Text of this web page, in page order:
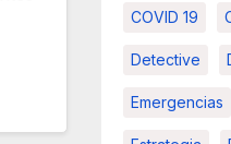
COVID 19
Detective
Emergencias